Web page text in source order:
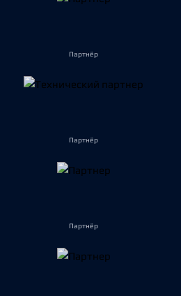
Партнёр
Партнёр
Партнёр